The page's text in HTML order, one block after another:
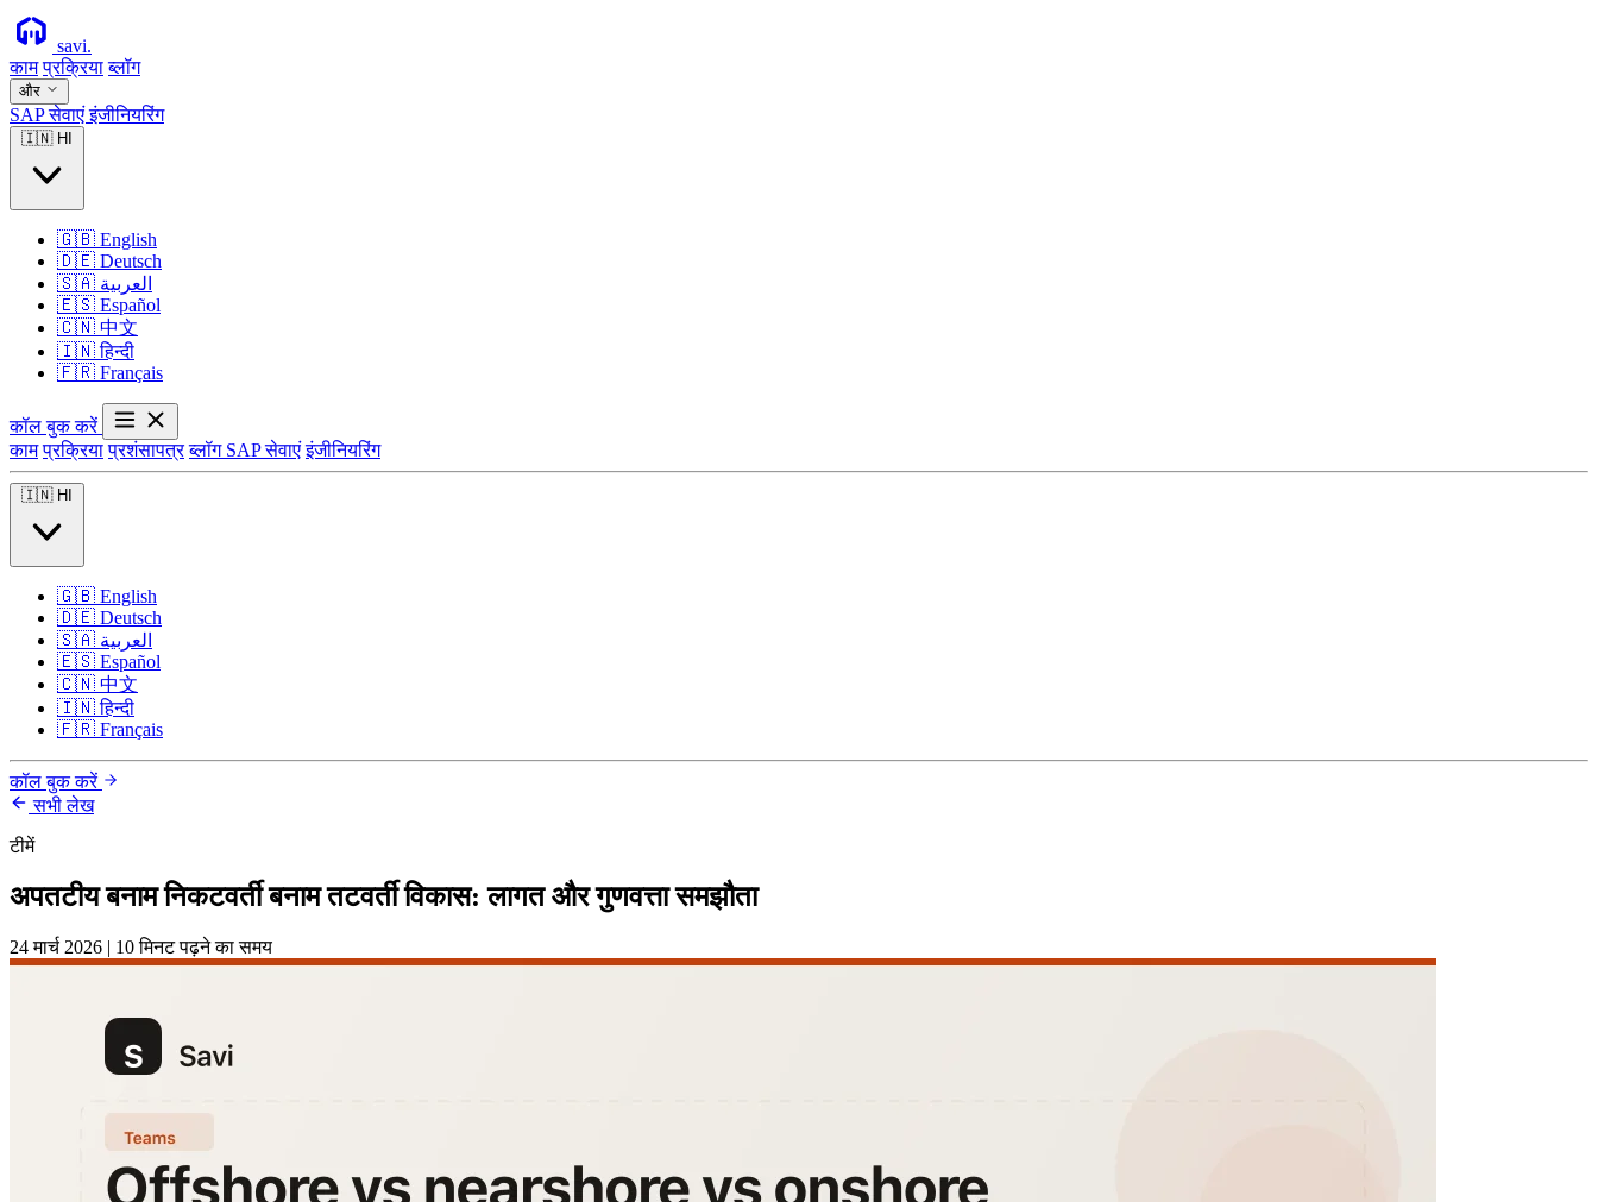
savi.
काम प्रक्रिया ब्लॉग
और
SAP सेवाएंइंजीनियरिंग
🇮🇳 HI
🇬🇧 English
🇩🇪 Deutsch
🇸🇦 العربية
🇪🇸 Español
🇨🇳 中文
🇮🇳 हिन्दी
🇫🇷 Français
कॉल बुक करें
काम प्रक्रिया प्रशंसापत्र ब्लॉग SAP सेवाएं इंजीनियरिंग
🇮🇳 HI
🇬🇧 English
🇩🇪 Deutsch
🇸🇦 العربية
🇪🇸 Español
🇨🇳 中文
🇮🇳 हिन्दी
🇫🇷 Français
कॉल बुक करें
सभी लेख
टीमें
अपतटीय बनाम निकटवर्ती बनाम तटवर्ती विकास: लागत और गुणवत्ता समझौता
24 मार्च 2026 | 10 मिनट पढ़ने का समय